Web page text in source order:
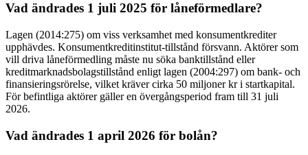
Vad ändrades 1 juli 2025 för låneförmedlare?
Lagen (2014:275) om viss verksamhet med konsumentkrediter
upphävdes. Konsumentkreditinstitut-tillstånd försvann. Aktörer som
vill driva låneförmedling måste nu söka banktillstånd eller
kreditmarknadsbolagstillstånd enligt lagen (2004:297) om bank- och
finansieringsrörelse, vilket kräver cirka 50 miljoner kr i startkapital.
För befintliga aktörer gäller en övergångsperiod fram till 31 juli
2026.
Vad ändrades 1 april 2026 för bolån?